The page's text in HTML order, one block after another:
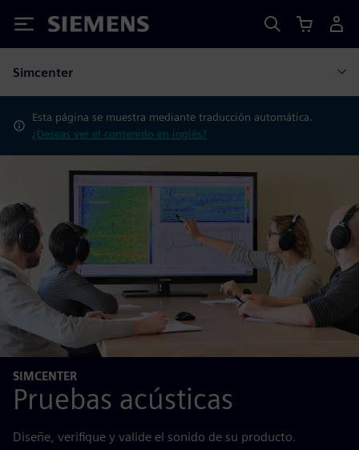
Siemens
Simcenter
Esta página se muestra mediante traducción automática.
¿Deseas ver el contenido en inglés?
SIMCENTER
Pruebas acústicas
Diseñe, verifique y valide el sonido de su producto.